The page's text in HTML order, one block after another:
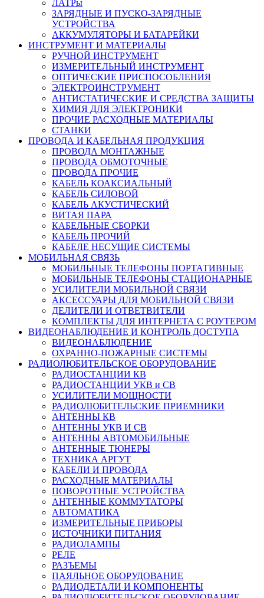
ЛАТРы
ЗАРЯДНЫЕ И ПУСКО-ЗАРЯДНЫЕ
УСТРОЙСТВА
АККУМУЛЯТОРЫ И БАТАРЕЙКИ
ИНСТРУМЕНТ И МАТЕРИАЛЫ
РУЧНОЙ ИНСТРУМЕНТ
ИЗМЕРИТЕЛЬНЫЙ ИНСТРУМЕНТ
ОПТИЧЕСКИЕ ПРИСПОСОБЛЕНИЯ
ЭЛЕКТРОИНСТРУМЕНТ
АНТИСТАТИЧЕСКИЕ И СРЕДСТВА ЗАЩИТЫ
ХИМИЯ ДЛЯ ЭЛЕКТРОНИКИ
ПРОЧИЕ РАСХОДНЫЕ МАТЕРИАЛЫ
СТАНКИ
ПРОВОДА И КАБЕЛЬНАЯ ПРОДУКЦИЯ
ПРОВОДА МОНТАЖНЫЕ
ПРОВОДА ОБМОТОЧНЫЕ
ПРОВОДА ПРОЧИЕ
КАБЕЛЬ КОАКСИАЛЬНЫЙ
КАБЕЛЬ СИЛОВОЙ
КАБЕЛЬ АКУСТИЧЕСКИЙ
ВИТАЯ ПАРА
КАБЕЛЬНЫЕ СБОРКИ
КАБЕЛЬ ПРОЧИЙ
КАБЕЛЕ НЕСУЩИЕ СИСТЕМЫ
МОБИЛЬНАЯ СВЯЗЬ
МОБИЛЬНЫЕ ТЕЛЕФОНЫ ПОРТАТИВНЫЕ
МОБИЛЬНЫЕ ТЕЛЕФОНЫ СТАЦИОНАРНЫЕ
УСИЛИТЕЛИ МОБИЛЬНОЙ СВЯЗИ
АКСЕССУАРЫ ДЛЯ МОБИЛЬНОЙ СВЯЗИ
ДЕЛИТЕЛИ И ОТВЕТВИТЕЛИ
КОМПЛЕКТЫ ДЛЯ ИНТЕРНЕТА С РОУТЕРОМ
ВИДЕОНАБЛЮДЕНИЕ И КОНТРОЛЬ ДОСТУПА
ВИДЕОНАБЛЮДЕНИЕ
ОХРАННО-ПОЖАРНЫЕ СИСТЕМЫ
РАДИОЛЮБИТЕЛЬСКОЕ ОБОРУДОВАНИЕ
РАДИОСТАНЦИИ КВ
РАДИОСТАНЦИИ УКВ и СВ
УСИЛИТЕЛИ МОЩНОСТИ
РАДИОЛЮБИТЕЛЬСКИЕ ПРИЕМНИКИ
АНТЕННЫ КВ
АНТЕННЫ УКВ И СВ
АНТЕННЫ АВТОМОБИЛЬНЫЕ
АНТЕННЫЕ ТЮНЕРЫ
ТЕХНИКА АРГУТ
КАБЕЛИ И ПРОВОДА
РАСХОДНЫЕ МАТЕРИАЛЫ
ПОВОРОТНЫЕ УСТРОЙСТВА
АНТЕННЫЕ КОММУТАТОРЫ
АВТОМАТИКА
ИЗМЕРИТЕЛЬНЫЕ ПРИБОРЫ
ИСТОЧНИКИ ПИТАНИЯ
РАДИОЛАМПЫ
РЕЛЕ
РАЗЪЕМЫ
ПАЯЛЬНОЕ ОБОРУДОВАНИЕ
РАДИОДЕТАЛИ И КОМПОНЕНТЫ